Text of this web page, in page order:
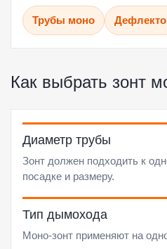
Трубы моно
Как выбрать зонт
Диаметр трубы
Зонт должен подходить к
посадке и размеру.
Тип дымохода
Моно-зонт применяют на